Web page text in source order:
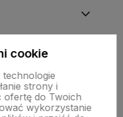
cookie
technologie
strony i
ofertę do Twoich
wykorzystanie